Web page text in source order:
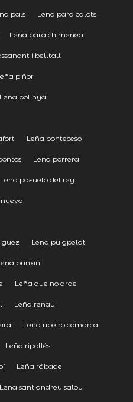
pals Leña para calots
Leña para chimenea
i belltall
piñor
Leña polinyà
Leña ponteceso
Leña porrera
Leña pozuelo del rey
Leña puigpelat
punxín
Leña que no arde
Leña renau
Leña ribeiro comarca
Leña ripollés
Leña rábade
Leña sant andreu salou